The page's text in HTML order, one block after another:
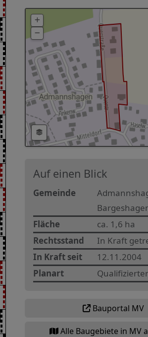
Auf einen Blick
Gemeinde
Fläche
ca. 1,6 ha
Rechtsstand
In Kraft
In Kraft seit
12.11.2004
Planart
Bauportal MV
Alle Baugebiete in MV